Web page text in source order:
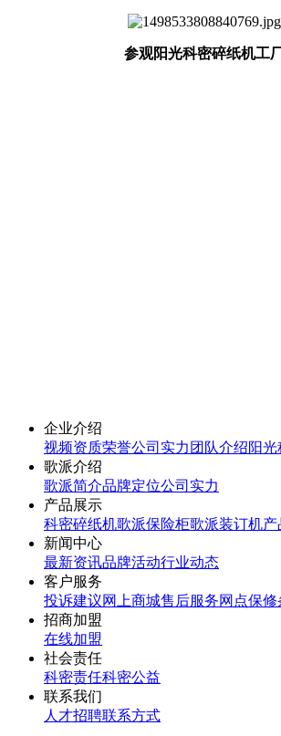
参观阳光科密碎纸机工
企业介绍
视频资质荣誉公司实力 团队介绍阳
歌派介绍
歌派简介品牌定位公司实力
产品展示
科密碎纸机歌派保险柜歌派装订机产
新闻中心
最新资讯品牌活动行业动态
客户服务
投诉建议网上商城售后服务网点保修
招商加盟
在线加盟
社会责任
科密责任科密公益
联系我们
人才招聘联系方式